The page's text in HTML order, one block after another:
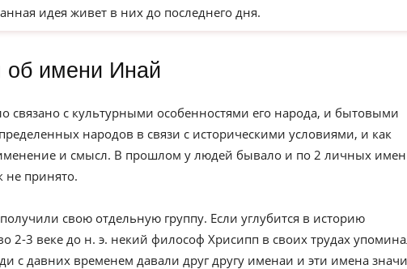
идея живет в них до последнего дня.
имени Инай
связано с культурными особенностями его народа, и бытовыми
народов в связи с историческими условиями, и как
и смысл. В прошлом у людей бывало и по 2 личных
не принято.
свою отдельную группу. Если углубится в историю
2-3 веке до н. э. некий философ Хрисипп в своих трудах
с давних временем давали друг другу именаи и эти имена